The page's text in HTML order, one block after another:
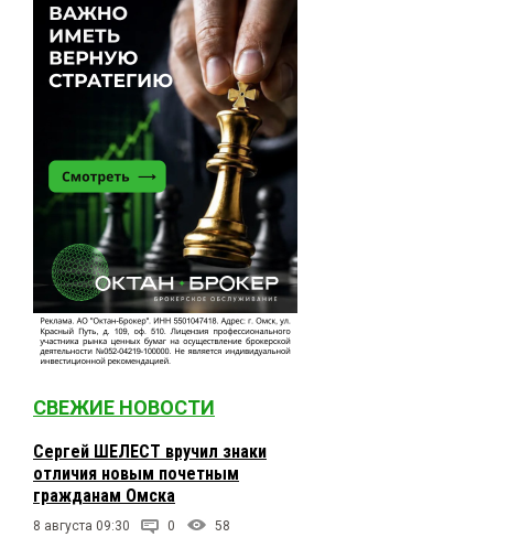
СВЕЖИЕ НОВОСТИ
Сергей ШЕЛЕСТ вручил знаки
отличия новым почетным
гражданам Омска
8 августа 09:30 0 58